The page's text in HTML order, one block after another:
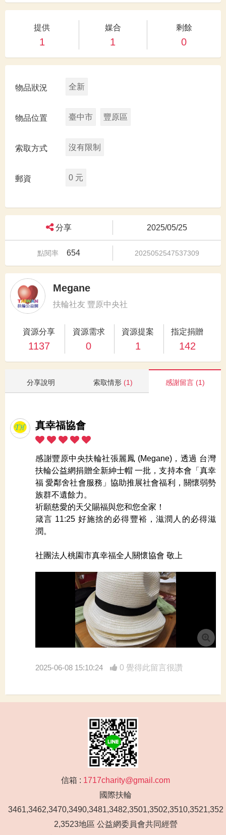
提供
1
媒合
1
剩餘
0
物品狀況 全新
物品位置 臺中市 豐原區
索取方式 沒有限制
郵資 0 元
分享 2025/05/25
點閱率 654 2025052547537309
Megane
扶輪社友 豐原中央社
資源分享
1137
資源需求
0
資源提案
1
指定捐贈
142
分享說明 索取情形 (1) 感謝留言 (1)
真幸福協會
感謝豐原中央扶輪社張麗鳳 (Megane)，透過 台灣
扶輪公益網捐贈全新紳士帽 一批，支持本會「真幸
福 愛鄰舍社會服務」協助推展社會福利，關懷弱勢
族群不遺餘力。
祈願慈愛的天父賜福與您和您全家！
箴言 11:25 好施捨的必得豐裕，滋潤人的必得滋
潤。
社團法人桃園市真幸福全人關懷協會 敬上
2025-06-08 15:10:24 0 覺得此留言很讚
信箱 : 1717charity@gmail.com
國際扶輪
3461,3462,3470,3490,3481,3482,3501,3502,3510,3521,352
2,3523地區 公益網委員會共同經營